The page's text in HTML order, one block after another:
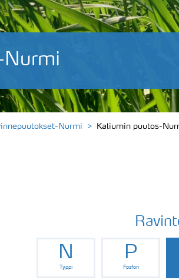
Nurmi
Nurmi Kaliumin puutos-
N
Typpi
P
Fosfori